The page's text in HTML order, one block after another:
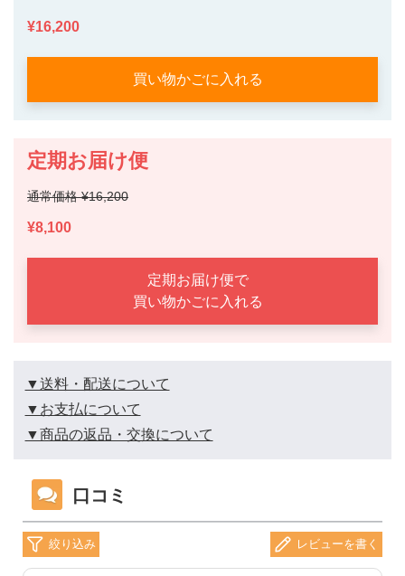
¥16,200
買い物かごに入れる
定期お届け便
通常価格 ¥16,200
¥8,100
定期お届け便で
買い物かごに入れる
▼送料・配送について
▼お支払について
▼商品の返品・交換について